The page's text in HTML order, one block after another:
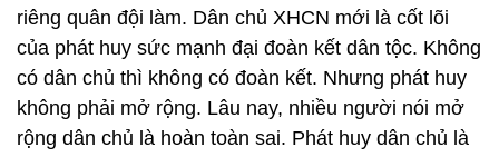
riêng quân đội làm. Dân chủ XHCN mới là cốt lõi
của phát huy sức mạnh đại đoàn kết dân tộc. Không
có dân chủ thì không có đoàn kết. Nhưng phát huy
không phải mở rộng. Lâu nay, nhiều người nói mở
rộng dân chủ là hoàn toàn sai. Phát huy dân chủ là